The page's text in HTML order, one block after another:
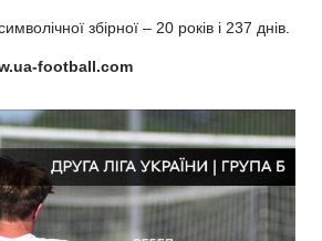
збірної – 20 років і 237 днів.
football.com